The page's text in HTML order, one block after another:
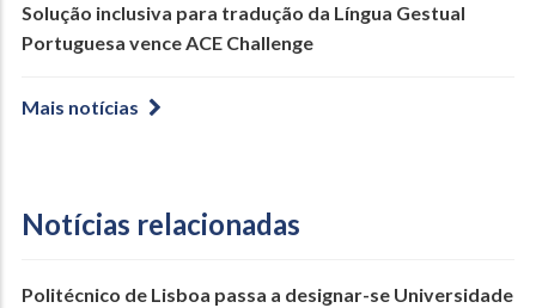
Solução inclusiva para tradução da Língua Gestual
Portuguesa vence ACE Challenge
Mais notícias
Notícias relacionadas
Politécnico de Lisboa passa a designar-se Universidade